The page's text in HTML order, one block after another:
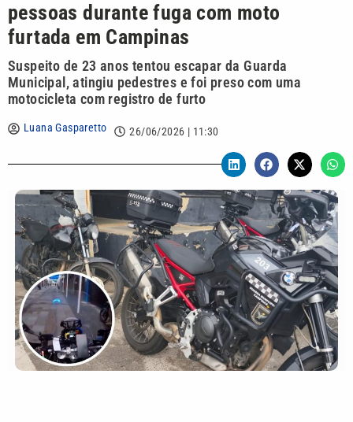
pessoas durante fuga com moto
furtada em Campinas
Suspeito de 23 anos tentou escapar da Guarda
Municipal, atingiu pedestres e foi preso com uma
motocicleta com registro de furto
Luana Gasparetto 26/06/2026 | 11:30